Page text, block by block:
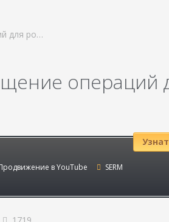
для ро…
операций
в YouTube
SERM